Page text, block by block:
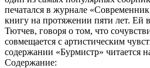
печатался в журнале
книгу на протяжении пяти лет. Ей
Тютчев, говоря о том, что
совмещается с артистическим
содержании «Бурмистр» читается
Содержание: